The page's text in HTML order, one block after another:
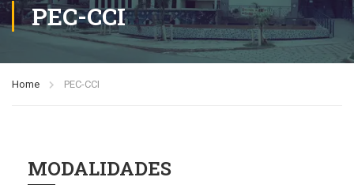
PEC-CCI
Home PEC-CCI
MODALIDADES